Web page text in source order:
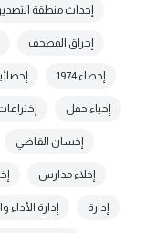
إحداث منطقة
إحراق المصحف
إحصاء 1974
إحياء حفل
إخسان القاضي
إخلاء مدارس
إدارة إدارة الأداء